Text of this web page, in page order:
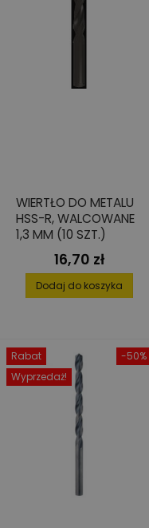
WIERTŁO DO METALU
HSS-R, WALCOWANE
1,3 MM (10 SZT.)
Cena
16,70 zł
Dodaj do koszyka
-50%
Rabat
Wyprzedaż!